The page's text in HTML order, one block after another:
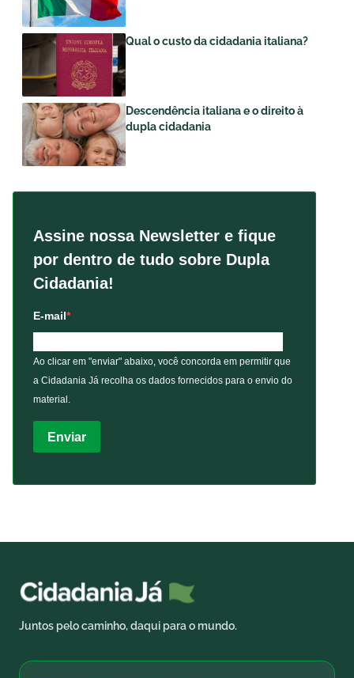
Qual o custo da cidadania italiana?
Descendência italiana e o direito à
dupla cidadania
Assine nossa Newsletter e fique
por dentro de tudo sobre Dupla
Cidadania!
E-mail
Ao clicar em "enviar" abaixo, você concorda em permitir que
a Cidadania Já recolha os dados fornecidos para o envio do
material.
Enviar
Juntos pelo caminho, daqui para o mundo.